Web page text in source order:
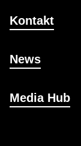
Kontakt
News
Media Hub